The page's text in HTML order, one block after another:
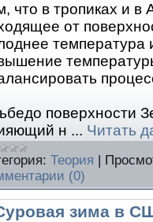
что в тропиках и в
от
поверхности
н ... Читать
Теория |
(0)
зима в